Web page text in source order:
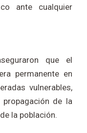
ante cualquier
que el
permanente en
vulnerables,
de la
la población.